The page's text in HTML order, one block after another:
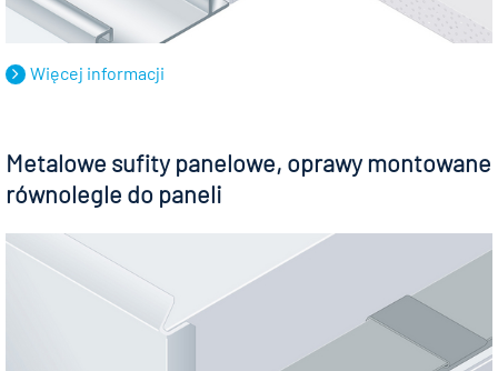
Więcej informacji
Metalowe sufity panelowe, oprawy montowane
równolegle do paneli⠀ ⠀ ⠀ ⠀ ⠀ ⠀ ⠀ ⠀ ⠀ ⠀ ⠀ ⠀